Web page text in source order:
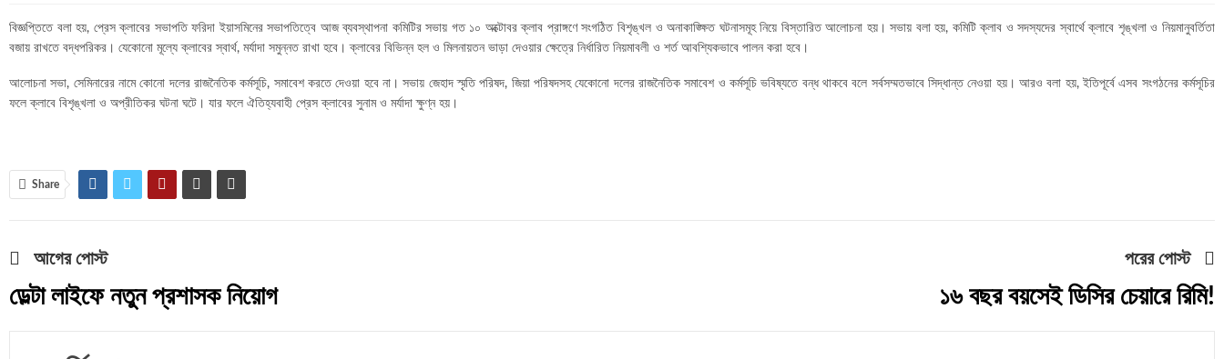
বিজ্ঞপ্তিতে বলা হয়, প্রেস ক্লাবের সভাপতি ফরিদা ইয়াসমিনের সভাপতিত্বে আজ ব্যবস্থাপনা কমিটির সভায় গত ১০ অক্টোবর ক্লাব প্রাঙ্গণে সংগঠিত বিশৃঙ্খল ও অনাকাঙ্ক্ষিত ঘটনাসমূহ নিয়ে বিস্তারিত আলোচনা হয়। সভায় বলা হয়, কমিটি ক্লাব ও সদস্যদের স্বার্থে ক্লাবে শৃঙ্খলা ও নিয়মানুবর্তিতা
বজায় রাখতে বদ্ধপরিকর। যেকোনো মূল্যে ক্লাবের স্বার্থ, মর্যাদা সমুন্নত রাখা হবে। ক্লাবের বিভিন্ন হল ও মিলনায়তন ভাড়া দেওয়ার ক্ষেত্রে নির্ধারিত নিয়মাবলী ও শর্ত আবশ্যিকভাবে পালন করা হবে।
আলোচনা সভা, সেমিনারের নামে কোনো দলের রাজনৈতিক কর্মসূচি, সমাবেশ করতে দেওয়া হবে না। সভায় জেহাদ স্মৃতি পরিষদ, জিয়া পরিষদসহ যেকোনো দলের রাজনৈতিক সমাবেশ ও কর্মসূচি ভবিষ্যতে বন্ধ থাকবে বলে সর্বসম্মতভাবে সিদ্ধান্ত নেওয়া হয়। আরও বলা হয়, ইতিপূর্বে এসব সংগঠনের কর্মসূচির
ফলে ক্লাবে বিশৃঙ্খলা ও অপ্রীতিকর ঘটনা ঘটে। যার ফলে ঐতিহ্যবাহী প্রেস ক্লাবের সুনাম ও মর্যাদা ক্ষুণ্ন হয়।
Share
আগের পোস্ট
ডেল্টা লাইফে নতুন প্রশাসক নিয়োগ
পরের পোস্ট
১৬ বছর বয়সেই ডিসির চেয়ারে রিমি!